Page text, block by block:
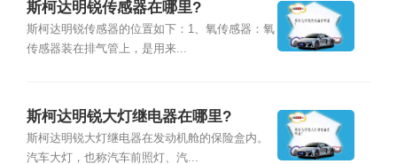
斯柯达明锐传感器在哪里?
斯柯达明锐传感器的位置如下：1、氧传感器：氧
传感器装在排气管上，是用来...
斯柯达明锐大灯继电器在哪里?
斯柯达明锐大灯继电器在发动机舱的保险盒内。
汽车大灯，也称汽车前照灯、汽...